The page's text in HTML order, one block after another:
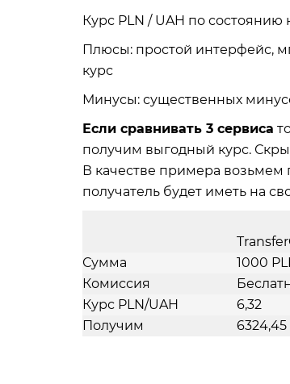
Курс PLN / UAH по состоянию
Плюсы: простой интерфейс,
курс
Минусы: существенных
Если сравнивать 3 сервиса
получим выгодный курс.
В качестве примера возьмем
получатель будет иметь на
Сумма 1000
Комиссия
Курс PLN/UAH
6,32
Получим